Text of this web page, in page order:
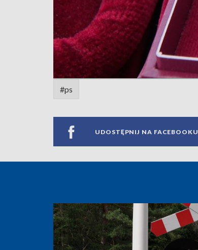
#ps
UDOSTĘPNIJ NA FACEBOOKU